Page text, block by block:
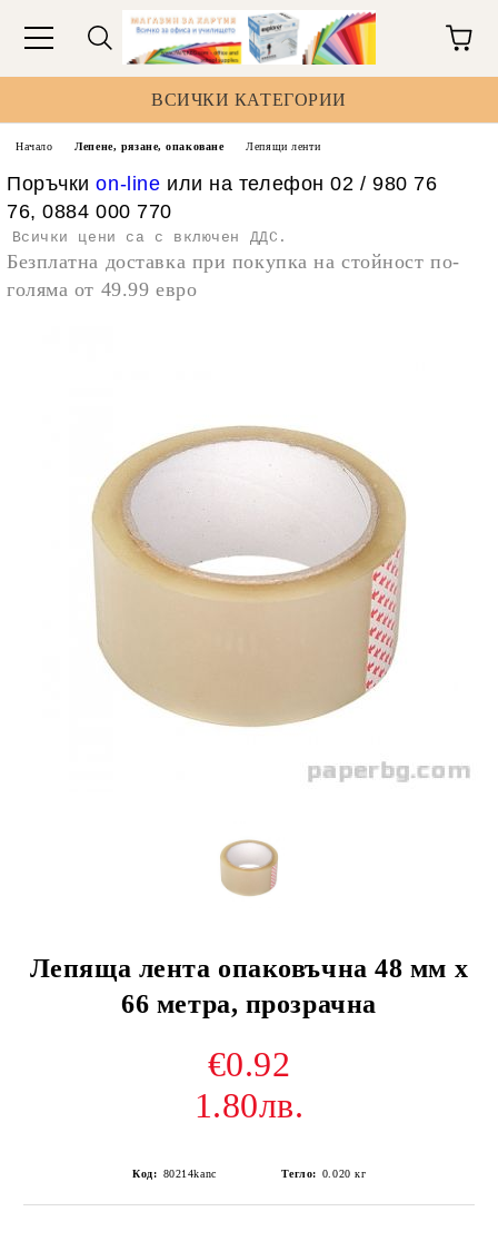
ВСИЧКИ КАТЕГОРИИ
Начало Лепене, рязане, опаковане Лепящи ленти
Поръчкиon-line или на телефон 02 / 980 76
76, 0884 000 770
Всички цени са с включен ДДС.
Безплатна доставка при покупка на стойност по-
голяма от 49.99 евро
Лепяща лента опаковъчна 48 мм х
66 метра, прозрачна
€0.92
1.80лв.
Код: 80214kanc Тегло: 0.020 кг